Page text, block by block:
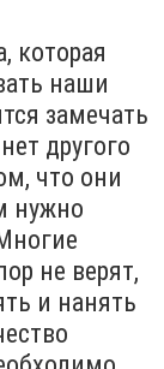
которая
наши
замечать
другого
что они
нужно
не верят,
и нанять